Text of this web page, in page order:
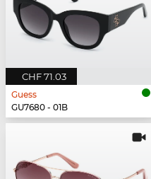
CHF 71.03
Guess
GU7680 - 01B